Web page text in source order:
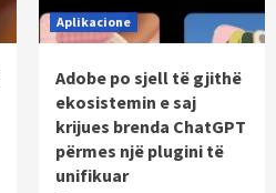
Aplikacione
Adobe po sjell të gjithë
ekosistemin e saj
krijues brenda ChatGPT
përmes një plugini të
unifikuar